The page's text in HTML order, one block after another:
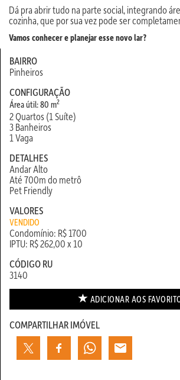
Dá pra abrir tudo na parte social, integrando
cozinha, que por sua vez pode ser
Vamos conhecer e planejar esse novo lar?
BAIRRO
Pinheiros
CONFIGURAÇÃO
Área útil: 80 m2
2 Quartos (1 Suíte)
3 Banheiros
1 Vaga
DETALHES
Andar Alto
Até 700m do metrô
Pet Friendly
VALORES
VENDIDO
Condomínio: R$ 1700
IPTU: R$ 262,00 x 10
CÓDIGO RU
3140
ADICIONAR AOS
COMPARTILHAR IMÓVEL